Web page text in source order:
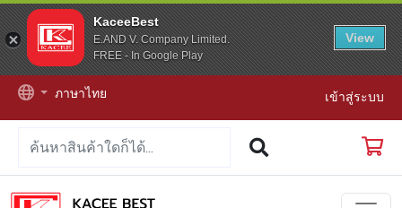
KaceeBest
E.AND V. Company Limited.
FREE - In Google Play
View
ภาษาไทย เข้าสู่ระบบ